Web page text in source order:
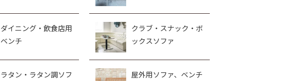
ダイニング・飲食店用
ベンチ
クラブ・スナック・ボ
ックスソファ
ラタン・ラタン調ソフ
屋外用ソファ、ベンチ